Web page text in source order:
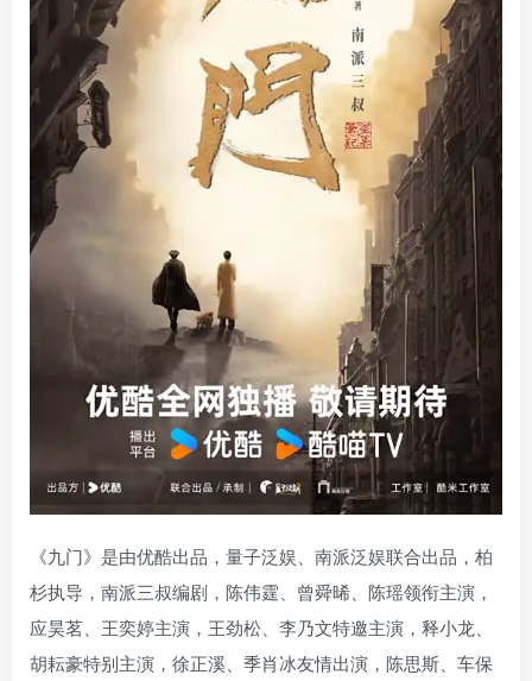
《九门》是由优酷出品，量子泛娱、南派泛娱联合出品，柏
杉执导，南派三叔编剧，陈伟霆、曾舜晞、陈瑶领衔主演，
应昊茗、王奕婷主演，王劲松、李乃文特邀主演，释小龙、
胡耘豪特别主演，徐正溪、季肖冰友情出演，陈思斯、车保